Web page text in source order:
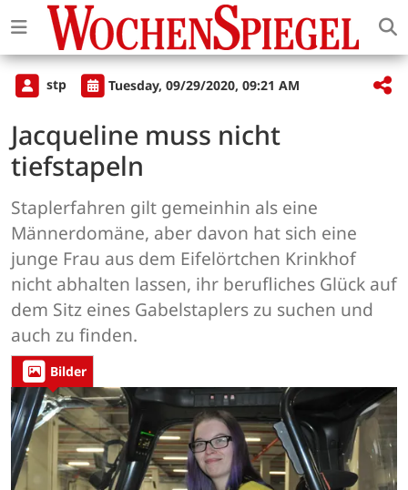
stp Tuesday, 09/29/2020, 09:21 AM
Jacqueline muss nicht
tiefstapeln
Staplerfahren gilt gemeinhin als eine
Männerdomäne, aber davon hat sich eine
junge Frau aus dem Eifelörtchen Krinkhof
nicht abhalten lassen, ihr berufliches Glück auf
dem Sitz eines Gabelstaplers zu suchen und
auch zu finden.
Bilder